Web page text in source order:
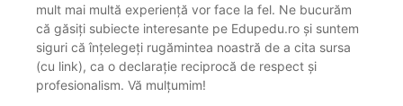
mult mai multă experiență vor face la fel. Ne bucurăm
că găsiți subiecte interesante pe Edupedu.ro și suntem
siguri că înțelegeți rugămintea noastră de a cita sursa
(cu link), ca o declarație reciprocă de respect și
profesionalism. Vă mulțumim!